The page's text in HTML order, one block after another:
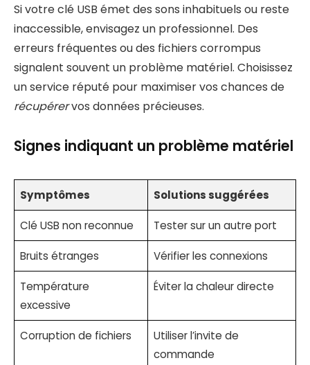
Si votre clé USB émet des sons inhabituels ou reste
inaccessible, envisagez un professionnel. Des
erreurs fréquentes ou des fichiers corrompus
signalent souvent un problème matériel. Choisissez
un service réputé pour maximiser vos chances de
récupérervos données précieuses.
Signes indiquant un problème matériel
Symptômes Solutions suggérées
Clé USB non reconnue Tester sur un autre port
Bruits étranges Vérifier les connexions
Température
excessive
Éviter la chaleur directe
Corruption de fichiers
Utiliser l’invite de
commande